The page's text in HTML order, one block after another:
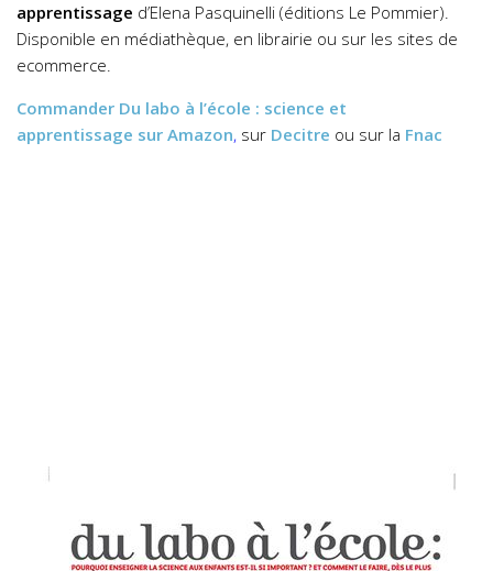
apprentissage d’Elena Pasquinelli (éditions Le Pommier).
Disponible en médiathèque, en librairie ou sur les sites de
ecommerce.
Commander Du labo à l’école : science et
apprentissage sur Amazon, sur Decitre ou sur la Fnac